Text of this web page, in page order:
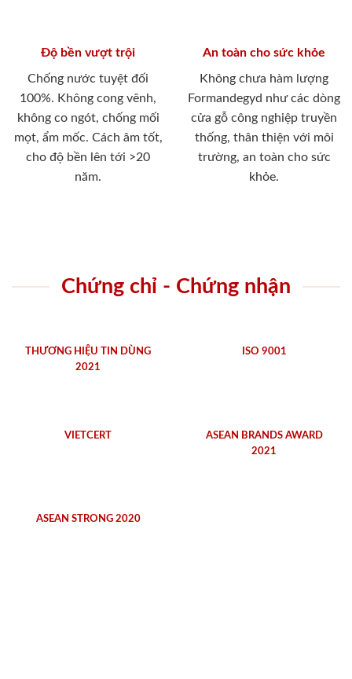
Độ bền vượt trội
Chống nước tuyệt đối
100%. Không cong vênh,
không co ngót, chống mối
mọt, ẩm mốc. Cách âm tốt,
cho độ bền lên tới >20
năm.
An toàn cho sức khỏe
Không chưa hàm lượng
Formandegyd như các dòng
cửa gỗ công nghiệp truyền
thống, thân thiện với môi
trường, an toàn cho sức
khỏe.
Chứng chỉ - Chứng nhận
THƯƠNG HIỆU TIN DÙNG
2021
ISO 9001
VIETCERT
ASEAN BRANDS AWARD
2021
ASEAN STRONG 2020